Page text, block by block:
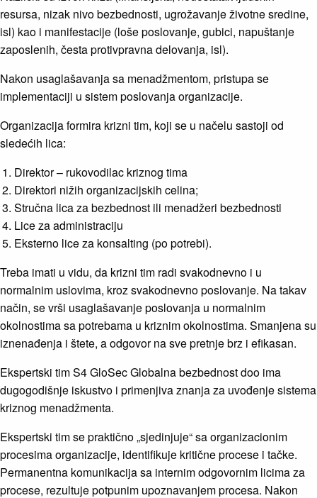
resursa, nizak nivo bezbednosti, ugrožavanje životne sredine,
isl) kao i manifestacije (loše poslovanje, gubici, napuštanje
zaposlenih, česta protivpravna delovanja, isl).
Nakon usaglašavanja sa menadžmentom, pristupa se
implementaciji u sistem poslovanja organizacije.
Organizacija formira krizni tim, koji se u načelu sastoji od
sledećih lica:
Direktor – rukovodilac kriznog tima
Direktori nižih organizacijskih celina;
Stručna lica za bezbednost ili menadžeri bezbednosti
Lice za administraciju
Eksterno lice za konsalting (po potrebi).
Treba imati u vidu, da krizni tim radi svakodnevno i u
normalnim uslovima, kroz svakodnevno poslovanje. Na takav
način, se vrši usaglašavanje poslovanja u normalnim
okolnostima sa potrebama u kriznim okolnostima. Smanjena su
iznenađenja i štete, a odgovor na sve pretnje brz i efikasan.
Ekspertski tim S4 GloSec Globalna bezbednost doo ima
dugogodišnje iskustvo i primenjiva znanja za uvođenje sistema
kriznog menadžmenta.
Ekspertski tim se praktično „sjedinjuje“ sa organizacionim
procesima organizacije, identifikuje kritične procese i tačke.
Permanentna komunikacija sa internim odgovornim licima za
procese, rezultuje potpunim upoznavanjem procesa. Nakon